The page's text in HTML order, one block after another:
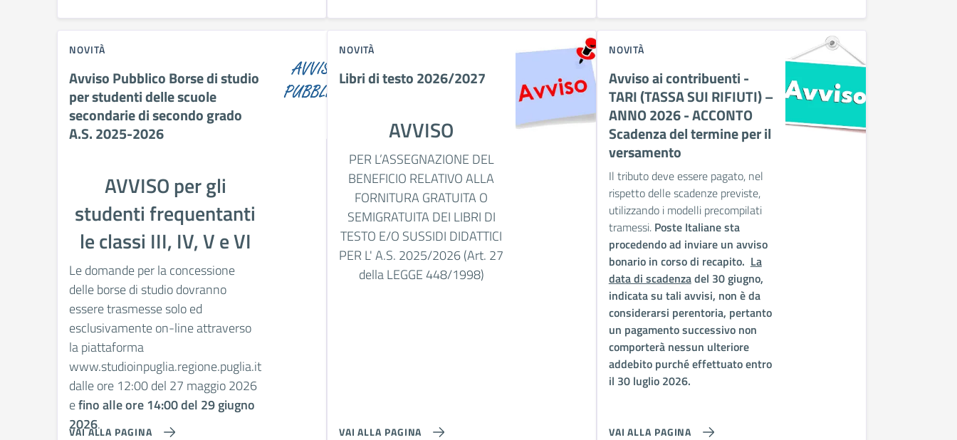
NOVITÀ
Avviso Pubblico Borse di studio
per studenti delle scuole
secondarie di secondo grado
A.S. 2025-2026
AVVISO per gli
studenti frequentanti
le classi III, IV, V e VI
Le domande per la concessione
delle borse di studio dovranno
essere trasmesse solo ed
esclusivamente on-line attraverso
la piattaforma
www.studioinpuglia.regione.puglia.it
dalle ore 12:00 del 27 maggio 2026
efino alle ore 14:00 del 29 giugno
2026.
VAI ALLA PAGINA
NOVITÀ
Libri di testo 2026/2027
AVVISO
PER L’ASSEGNAZIONE DEL
BENEFICIO RELATIVO ALLA
FORNITURA GRATUITA O
SEMIGRATUITA DEI LIBRI DI
TESTO E/O SUSSIDI DIDATTICI
PER L' A.S. 2025/2026 (Art. 27
della LEGGE 448/1998)
VAI ALLA PAGINA
NOVITÀ
Avviso ai contribuenti -
TARI (TASSA SUI RIFIUTI) –
ANNO 2026 - ACCONTO
Scadenza del termine per il
versamento
Il tributo deve essere pagato, nel
rispetto delle scadenze previste,
utilizzando i modelli precompilati
tramessi. Poste Italiane sta
procedendo ad inviare un avviso
bonario in corso di recapito. La
data di scadenzadel 30 giugno,
indicata su tali avvisi, non è da
considerarsi perentoria, pertanto
un pagamento successivo non
comporterà nessun ulteriore
addebito purché effettuato entro
il 30 luglio 2026.
VAI ALLA PAGINA